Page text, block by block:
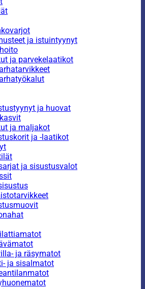
ja istuintyynyt
ja parvekelaatikot
ja huovat
ja maljakot
ja -laatikot
ja sisustusvalot
ja räsymatot
ja sisalmatot